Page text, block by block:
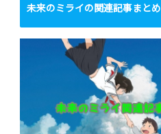
未来のミライの関連記事まとめ